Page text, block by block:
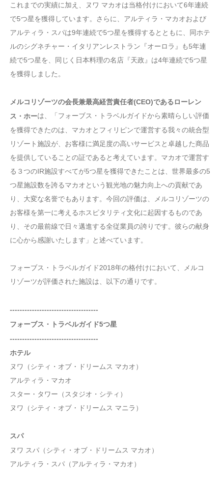
これまでの実績に加え、ヌワ マカオは当格付けにおいて6年連続
で5つ星を獲得しています。さらに、アルティラ・マカオおよび
アルティラ・スパは9年連続で5つ星を獲得するとともに、同ホテ
ルのシグネチャー・イタリアンレストラン『オーロラ』も5年連
続で5つ星を、同じく日本料理の名店『天政』は4年連続で5つ星
を獲得しました。
メルコリゾーツの会長兼最高経営責任者(CEO)であるローレン
ス・ホーは、「フォーブス・トラベルガイドから素晴らしい評価
を獲得できたのは、マカオとフィリピンで運営する我々の統合型
リゾート施設が、お客様に満足度の高いサービスと卓越した商品
を提供していることの証であると考えています。マカオで運営す
る３つのIR施設すべてが5つ星を獲得できたことは、世界最多の5
つ星施設数を誇るマカオという観光地の魅力向上への貢献であ
り、大変な名誉でもあります。今回の評価は、メルコリゾーツの
お客様を第一に考えるホスピタリティ文化に起因するものであ
り、その最前線で日々邁進する全従業員の誇りです。彼らの献身
に心から感謝いたします」と述べています。
フォーブス・トラベルガイド2018年の格付けにおいて、メルコ
リゾーツが評価された施設は、以下の通りです。
------------------------------------
フォーブス・トラベルガイド5つ星
------------------------------------
ホテル
ヌワ（シティ・オブ・ドリームス マカオ）
アルティラ・マカオ
スター・タワー（スタジオ・シティ）
ヌワ（シティ・オブ・ドリームス マニラ）
スパ
ヌワ スパ（シティ・オブ・ドリームス マカオ）
アルティラ・スパ（アルティラ・マカオ）